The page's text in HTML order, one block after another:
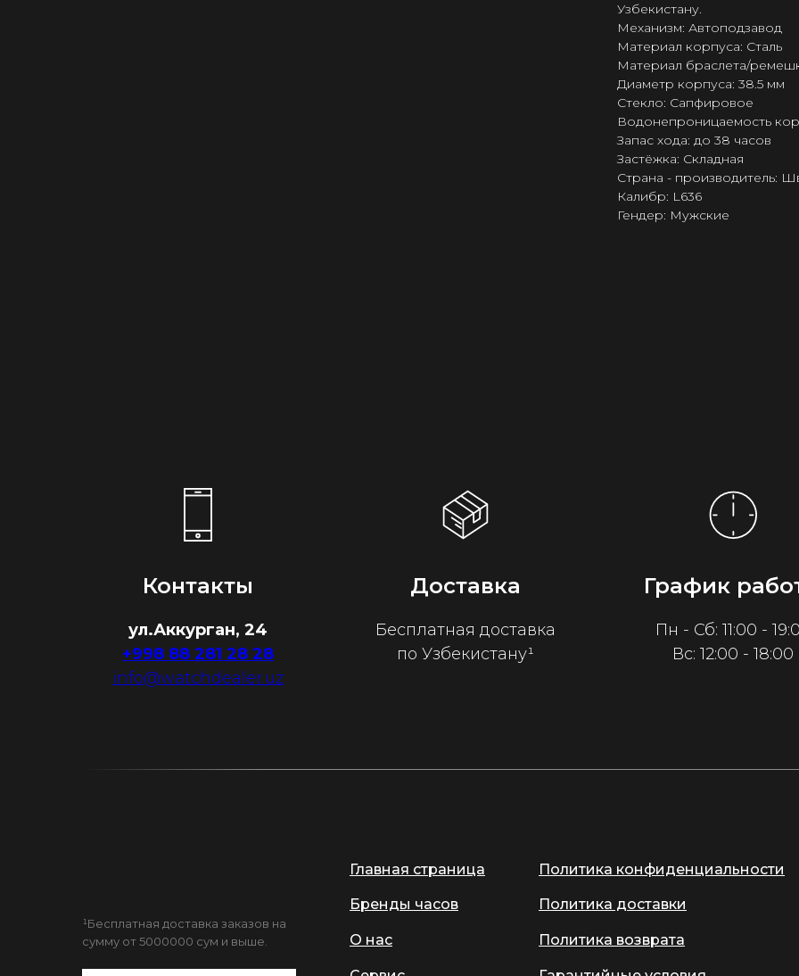
Узбекистану.
Механизм: Автоподзавод
Материал корпуса: Сталь
Материал браслета/
Диаметр корпуса: 38.5 мм
Стекло: Сапфировое
Водонепроницаемость
Запас хода: до 38 часов
Застёжка: Складная
Страна - производитель:
Калибр: L636
Гендер: Мужские
Контакты
ул.Аккурган, 24
+998 88 281 28 28
info@watchdealer.uz
Доставка
Бесплатная доставка
по Узбекистану¹
График
Пн - Сб: 11:00 -
Вс: 12:00 - 18:00
Главная страница
Бренды часов
О нас
¹Бесплатная доставка заказов на
сумму от 5000000 сум и выше.
Политика конфиденциальности
Политика доставки
Политика возврата